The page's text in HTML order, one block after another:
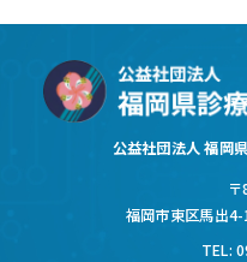
公益社団法人 福岡
福岡市東区馬出
TEL: